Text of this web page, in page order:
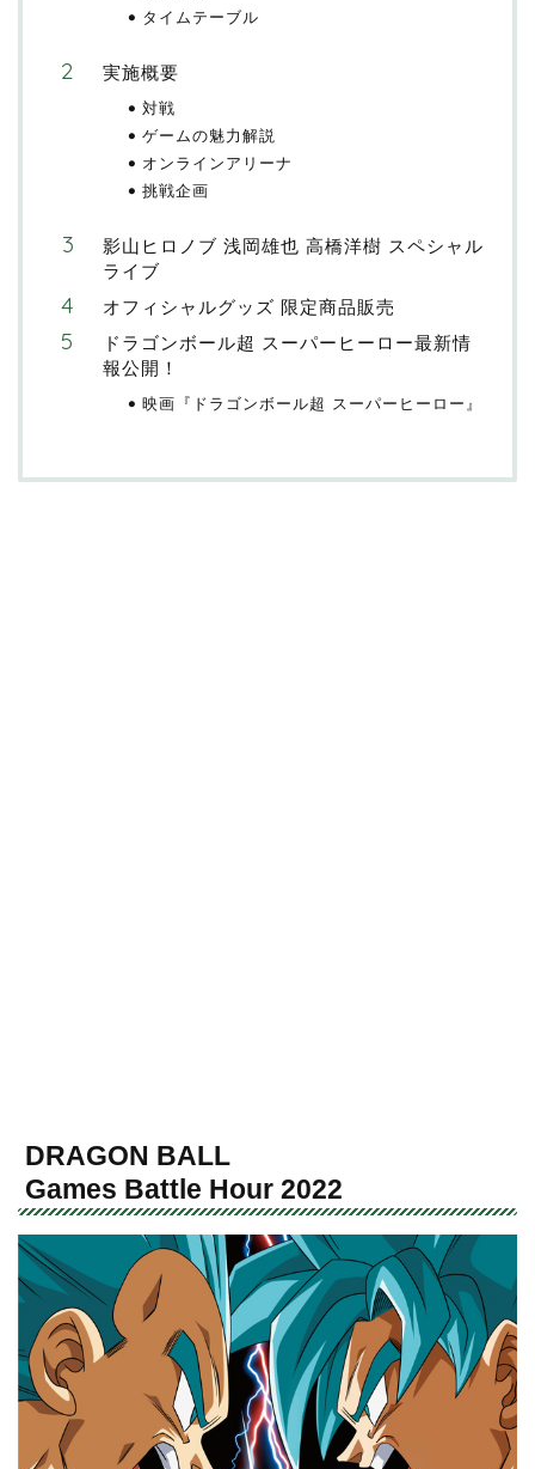
タイムテーブル
実施概要
対戦
ゲームの魅力解説
オンラインアリーナ
挑戦企画
影山ヒロノブ 浅岡雄也 高橋洋樹 スペシャル
ライブ
オフィシャルグッズ 限定商品販売
ドラゴンボール超 スーパーヒーロー最新情
報公開！
映画『ドラゴンボール超 スーパーヒーロー』
DRAGON BALL
Games Battle Hour 2022